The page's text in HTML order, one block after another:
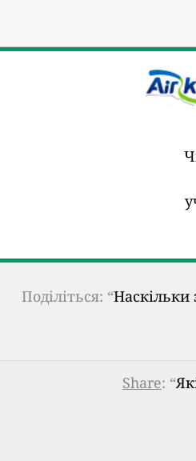
Поділіться: “Наскільки
Share: “